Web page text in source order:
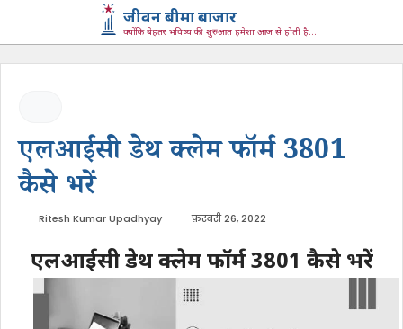
जीवन बीमा बाजार
क्योंकि बेहतर भविष्य की शुरुआत हमेशा आज से होती है...
एलआईसी डेथ क्लेम फॉर्म 3801
कैसे भरें
Ritesh Kumar Upadhyay फ़रवरी 26, 2022
एलआईसी डेथ क्लेम फॉर्म 3801 कैसे भरें